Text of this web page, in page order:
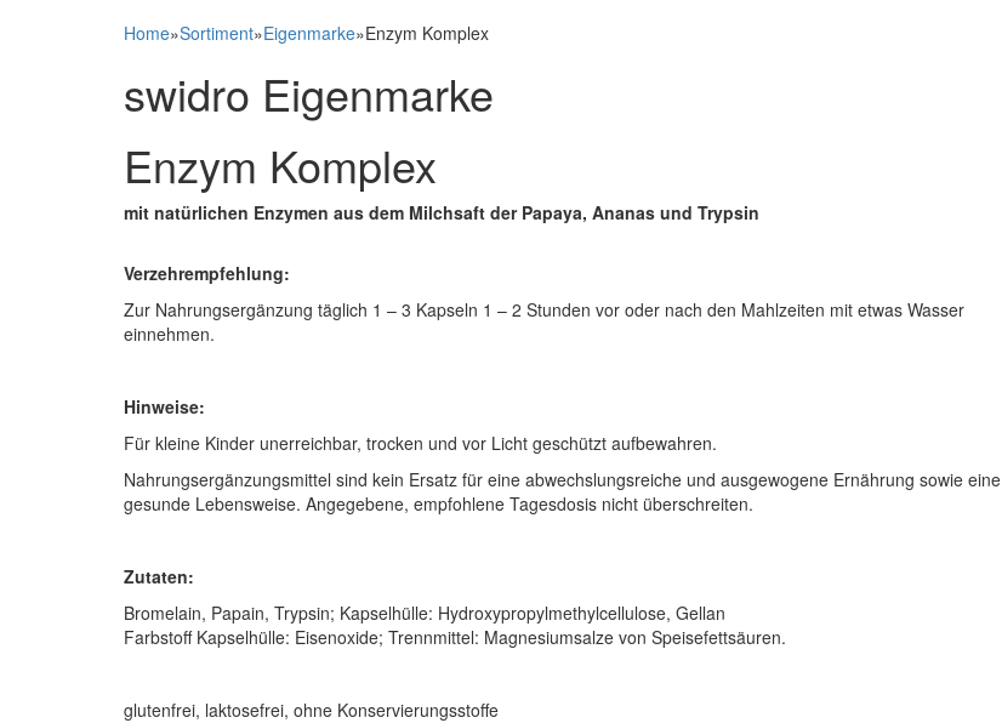
Home»Sortiment»Eigenmarke»Enzym Komplex
swidro Eigenmarke
Enzym Komplex
mit natürlichen Enzymen aus dem Milchsaft der Papaya, Ananas und Trypsin
Verzehrempfehlung:
Zur Nahrungsergänzung täglich 1 – 3 Kapseln 1 – 2 Stunden vor oder nach den Mahlzeiten mit etwas Wasser
einnehmen.
Hinweise:
Für kleine Kinder unerreichbar, trocken und vor Licht geschützt aufbewahren.
Nahrungsergänzungsmittel sind kein Ersatz für eine abwechslungsreiche und ausgewogene Ernährung sowie eine
gesunde Lebensweise. Angegebene, empfohlene Tagesdosis nicht überschreiten.
Zutaten:
Bromelain, Papain, Trypsin; Kapselhülle: Hydroxypropylmethylcellulose, Gellan
Farbstoff Kapselhülle: Eisenoxide; Trennmittel: Magnesiumsalze von Speisefettsäuren.
glutenfrei, laktosefrei, ohne Konservierungsstoffe